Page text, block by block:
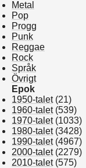
Metal
Pop
Progg
Punk
Reggae
Rock
Språk
Övrigt
Epok
1950-talet(21)
1960-talet(539)
1970-talet(1033)
1980-talet(3428)
1990-talet(4967)
2000-talet(2279)
2010-talet(575)